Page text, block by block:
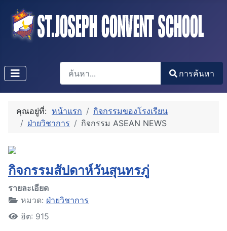
การค้นหา
Type 2 or more characters for results.
การค้นหา
คุณอยู่ที่: หน้าแรก
กิจกรรมของโรงเรียน
ฝ่ายวิชาการ
กิจกรรม ASEAN NEWS
กิจกรรมสัปดาห์วันสุนทรภู่
รายละเอียด
หมวด: ฝ่ายวิชาการ
ฮิต: 915